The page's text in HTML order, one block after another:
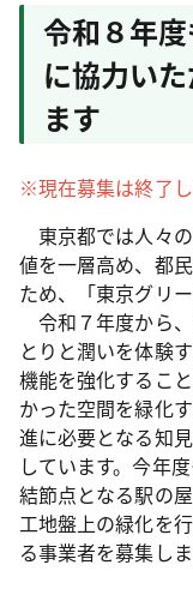
令和８年
に協力い
ます
※現在募集は終了し
東京都では人々
値を一層高め、都
ため、「東京グリ
令和７年度から
とりと潤いを体験
機能を強化するこ
かった空間を緑化
進に必要となる知
しています。今年
結節点となる駅の
工地盤上の緑化を
る事業者を募集しま